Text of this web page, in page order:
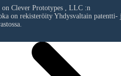
on Clever Prototypes , LLC:n
on rekisteröity Yhdysvaltain patentti-